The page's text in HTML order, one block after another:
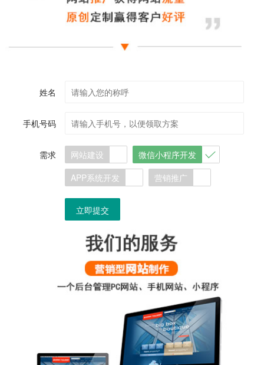
姓名
手机号码
需求 网站建设
微信小程序开发
APP系统开发
营销推广
立即提交